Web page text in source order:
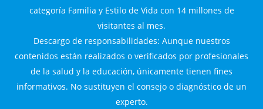
categoría Familia y Estilo de Vida con 14 millones de
visitantes al mes.
Descargo de responsabilidades: Aunque nuestros
contenidos están realizados o verificados por profesionales
de la salud y la educación, únicamente tienen fines
informativos. No sustituyen el consejo o diagnóstico de un
experto.